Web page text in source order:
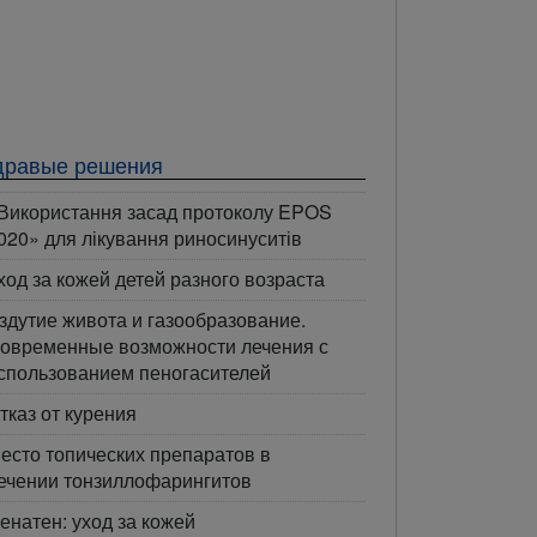
решения
засад протоколу EPOS
для лікування риносинуситів
за кожей детей разного возраста
живота и газообразование.
возможности лечения с
пеногасителей
от курения
топических препаратов в
тонзиллофарингитов
уход за кожей